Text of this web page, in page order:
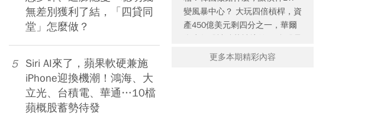
訊看出「包租代管龍頭
岌岌可危」
大優點比較分析，這樣
臟？心臟名醫早上9點前
不做5件事
無差別獲利了結，「四貸同
堂」怎麼做？
5
Siri AI來了，蘋果軟硬兼施
iPhone迎換機潮！鴻海、大
立光、台積電、華通…10檔
蘋概股蓄勢待發
變風暴中心？ 大玩四倍槓桿，資
產450億美元剩四分之一，華爾
跌暴漲後，三大名家口袋強勢
更多本期精彩內容